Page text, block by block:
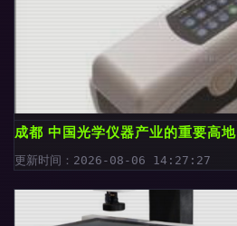
成都 中国光学仪器产业的重要高地
更新时间：2026-08-06 14:27:27